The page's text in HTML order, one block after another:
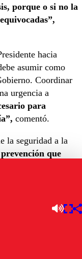
porque o si no la
hacia
asumir como
Coordinar
urgencia a
para
comentó.
la seguridad a la
prevención que
que “
ministra de Salud,